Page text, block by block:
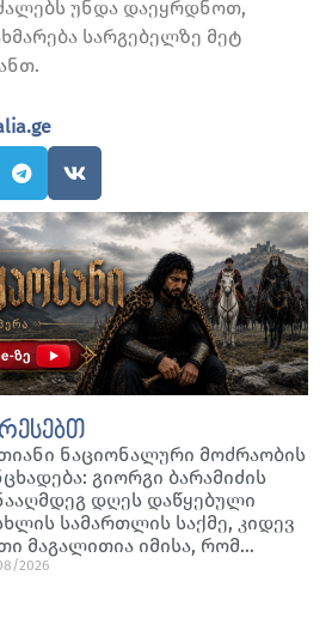
უნდა დაეყრდნოთ,
სარგებელზე მეტ
ნაციონალური მოძრაობის
გიორგი ბარამიძის
დღეს დაწყებული
სამართლის საქმე, კიდევ
მაგალითია იმისა, რომ…
2026